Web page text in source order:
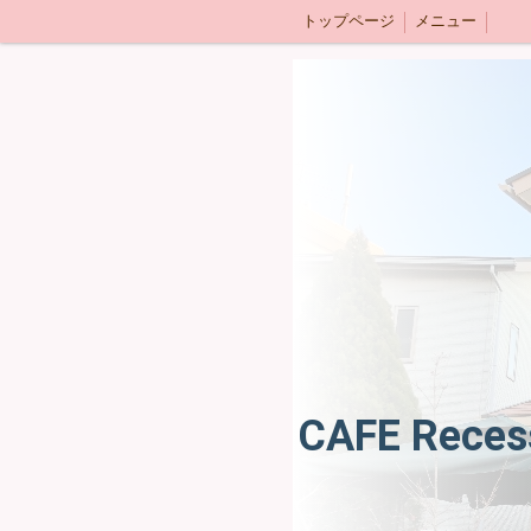
トップページ メニュー
CAFE